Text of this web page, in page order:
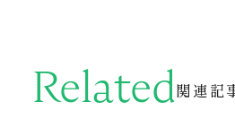
Related関連記